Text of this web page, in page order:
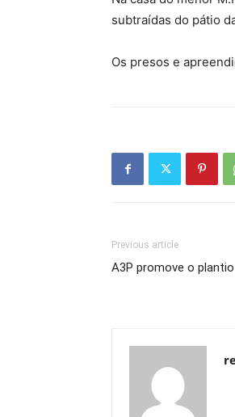
subtraídas do pátio
Os presos e
Previous article
A3P promove o